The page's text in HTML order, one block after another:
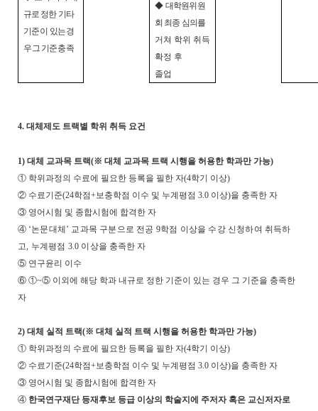
규로 정한 기타
기준이 있는 경
우 그 기준충족
◆ 대학원위원
회 최종 심의를
거쳐 학위 취득
확정 후
졸업
4. 대체제도 트랙별 학위 취득 요건
1) 대체 교과목 트랙(※ 대체 교과목 트랙 시행을 허용한 학과만 가능)
① 학위과정의 수료에 필요한 등록을 필한 자(4학기 이상)
② 수료기준(24학점+보충학점 이수 및 누계평점 3.0 이상)을 충족한 자
③ 영어시험 및 종합시험에 합격한 자
④ ‘논문대체 ’ 교과목 구분으로 전공 9학점 이상을 수강 신청하여 취득하
고, 누계평점 3.0 이상을 충족한 자
⑤ 연구윤리 이수
⑥ ①~⑤ 이외에 해당 학과 내규로 정한 기준이 있는 경우 그 기준을 충족한
자
2) 대체 실적 트랙(※ 대체 실적 트랙 시행을 허용한 학과만 가능)
① 학위과정의 수료에 필요한 등록을 필한 자(4학기 이상)
② 수료기준(24학점+보충학점 이수 및 누계평점 3.0 이상)을 충족한 자
③ 영어시험 및 종합시험에 합격한 자
④ 한국연구재단 등재후보 등급 이상의 학술지에 주저자 혹은 교신저자로